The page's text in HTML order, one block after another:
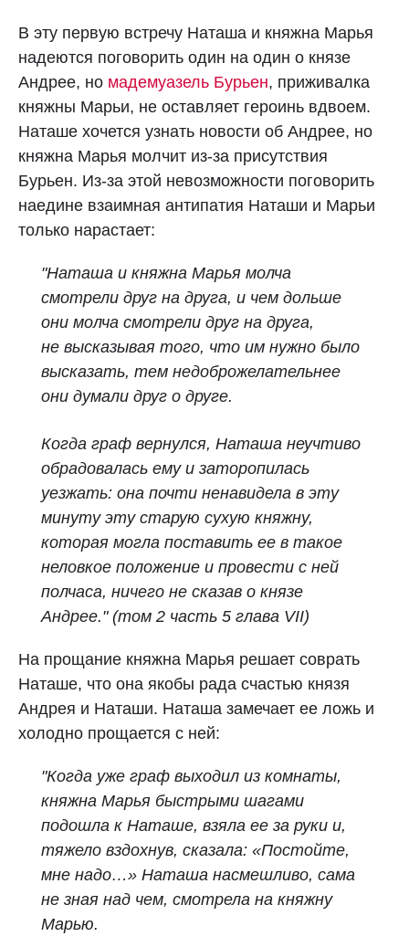
В эту первую встречу Наташа и княжна Марья
надеются поговорить один на один о князе
Андрее, но мадемуазель Бурьен, приживалка
княжны Марьи, не оставляет героинь вдвоем.
Наташе хочется узнать новости об Андрее, но
княжна Марья молчит из-за присутствия
Бурьен. Из-за этой невозможности поговорить
наедине взаимная антипатия Наташи и Марьи
только нарастает:
"Наташа и княжна Марья молча
смотрели друг на друга, и чем дольше
они молча смотрели друг на друга,
не высказывая того, что им нужно было
высказать, тем недоброжелательнее
они думали друг о друге.
Когда граф вернулся, Наташа неучтиво
обрадовалась ему и заторопилась
уезжать: она почти ненавидела в эту
минуту эту старую сухую княжну,
которая могла поставить ее в такое
неловкое положение и провести с ней
полчаса, ничего не сказав о князе
Андрее." (том 2 часть 5 глава VII)
На прощание княжна Марья решает соврать
Наташе, что она якобы рада счастью князя
Андрея и Наташи. Наташа замечает ее ложь и
холодно прощается с ней:
"Когда уже граф выходил из комнаты,
княжна Марья быстрыми шагами
подошла к Наташе, взяла ее за руки и,
тяжело вздохнув, сказала: «Постойте,
мне надо…» Наташа насмешливо, сама
не зная над чем, смотрела на княжну
Марью.